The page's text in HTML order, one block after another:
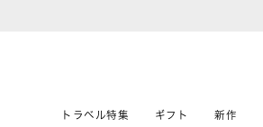
トラベル特集 ギフト 新作